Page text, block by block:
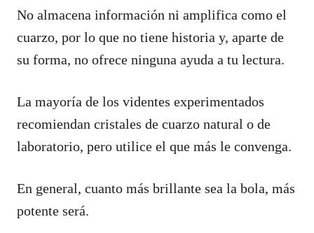
No almacena información ni amplifica como el
cuarzo, por lo que no tiene historia y, aparte de
su forma, no ofrece ninguna ayuda a tu lectura.
La mayoría de los videntes experimentados
recomiendan cristales de cuarzo natural o de
laboratorio, pero utilice el que más le convenga.
En general, cuanto más brillante sea la bola, más
potente será.